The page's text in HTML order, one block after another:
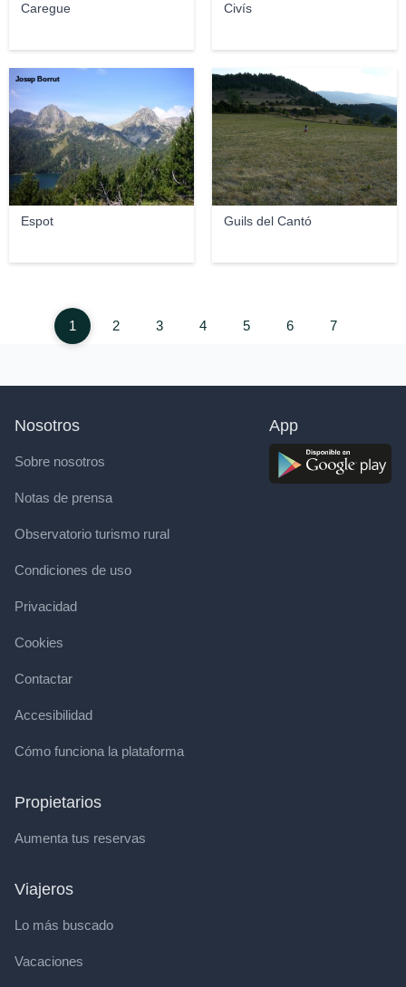
Caregue Civís
Espot
Josep Borrut
Guils del Cantó
Cristina Capdevila
1 2 3 4 5 6 7
Nosotros
Sobre nosotros
Notas de prensa
Observatorio turismo rural
Condiciones de uso
Privacidad
Cookies
Contactar
Accesibilidad
Cómo funciona la plataforma
Propietarios
Aumenta tus reservas
Viajeros
Lo más buscado
Vacaciones
App